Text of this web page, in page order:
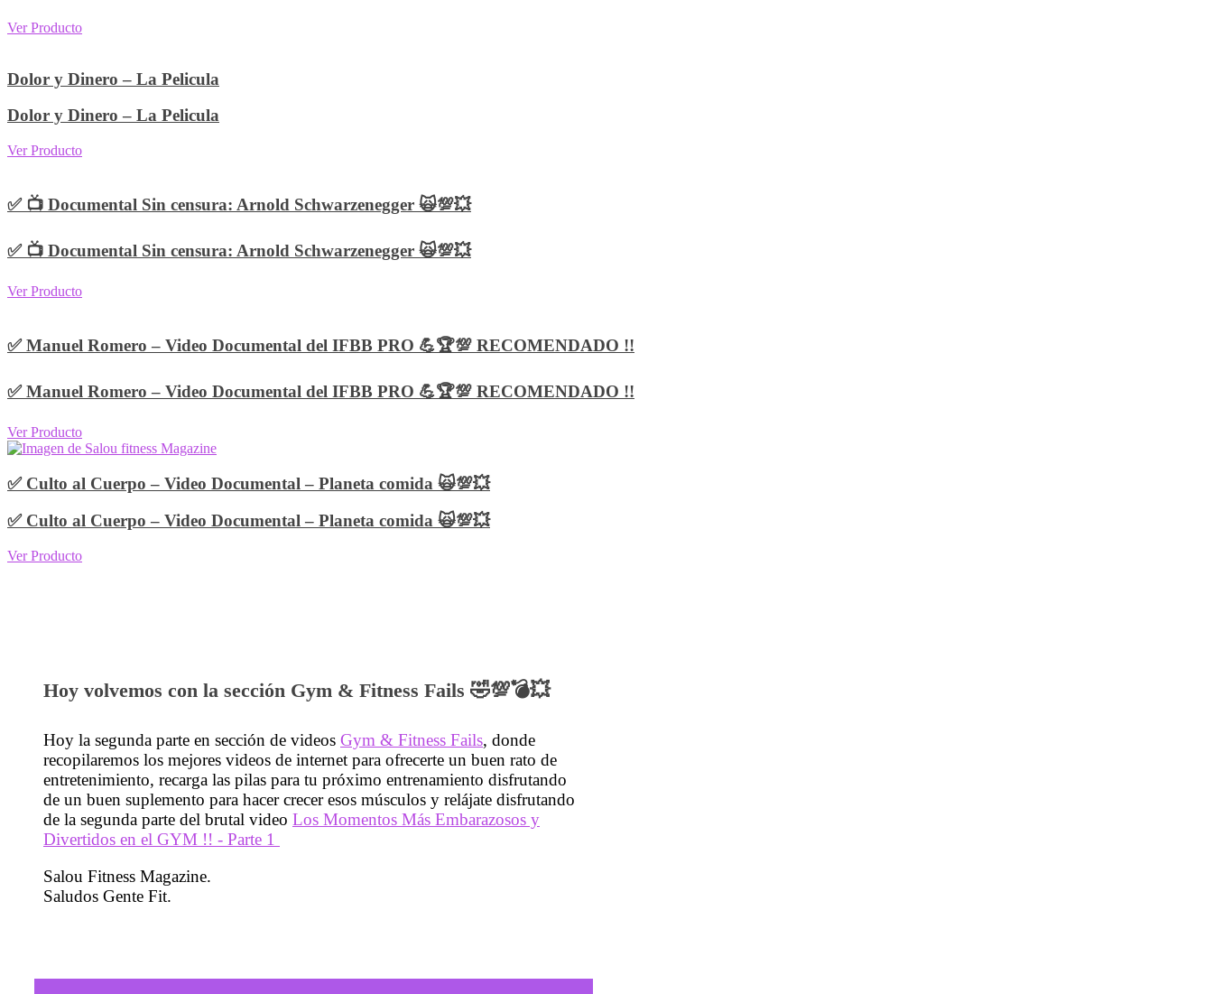
Ver Producto
Dolor y Dinero – La Pelicula
Dolor y Dinero – La Pelicula
Ver Producto
✅ 📺 Documental Sin censura: Arnold Schwarzenegger 🙀💯💥
✅ 📺 Documental Sin censura: Arnold Schwarzenegger 🙀💯💥
Ver Producto
✅ Manuel Romero – Video Documental del IFBB PRO 💪🏆💯 RECOMENDADO !!
✅ Manuel Romero – Video Documental del IFBB PRO 💪🏆💯 RECOMENDADO !!
Ver Producto
✅ Culto al Cuerpo – Video Documental – Planeta comida 🙀💯💥
✅ Culto al Cuerpo – Video Documental – Planeta comida 🙀💯💥
Ver Producto
Hoy volvemos con la sección Gym & Fitness Fails 🤣💯💣💥
Hoy la segunda parte en sección de videos Gym & Fitness Fails, donde
recopilaremos los mejores videos de internet para ofrecerte un buen rato de
entretenimiento, recarga las pilas para tu próximo entrenamiento disfrutando
de un buen suplemento para hacer crecer esos músculos y relájate disfrutando
de la segunda parte del brutal video Los Momentos Más Embarazosos y
Divertidos en el GYM !! - Parte 1
Salou Fitness Magazine.
Saludos Gente Fit.